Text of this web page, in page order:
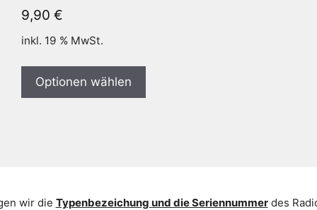
9,90 €
inkl. 19 % MwSt.
Optionen wählen
wir die Typenbezeichung und die Seriennummerdes